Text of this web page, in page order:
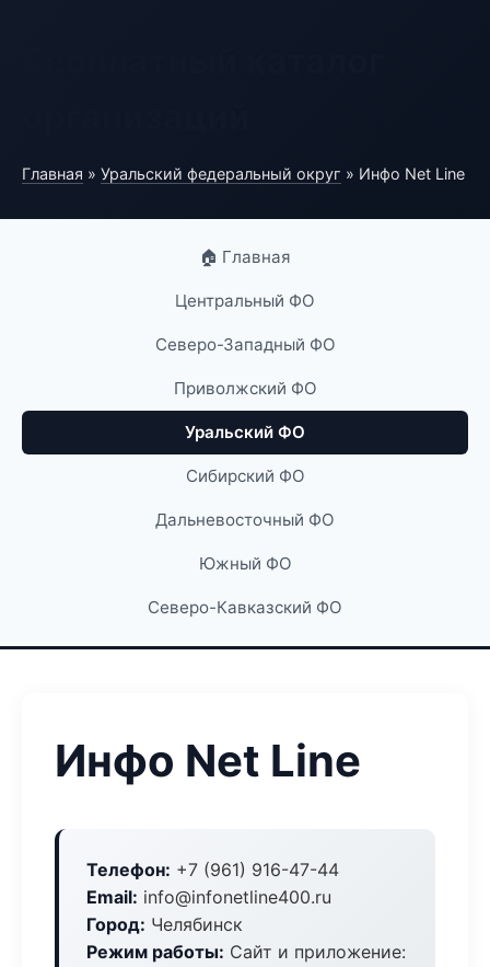
Главная » Уральский федеральный округ » Инфо Net Line
🏠 Главная
Центральный ФО
Северо-Западный ФО
Приволжский ФО
Уральский ФО
Сибирский ФО
Дальневосточный ФО
Южный ФО
Северо-Кавказский ФО
Инфо Net Line
Телефон: +7 (961) 916-47-44
Email: info@infonetline400.ru
Город: Челябинск
Режим работы: Сайт и приложение: